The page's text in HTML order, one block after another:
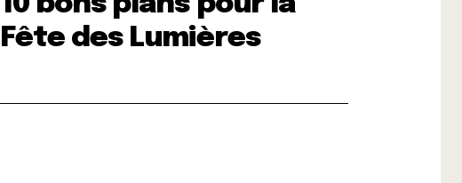
Fête des Lumières